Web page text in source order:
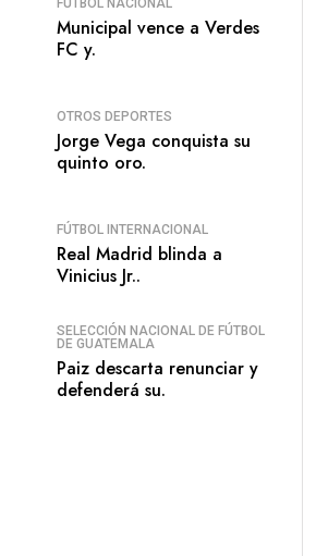
Municipal vence a Verdes
FC y.
OTROS DEPORTES
Jorge Vega conquista su
quinto oro.
FÚTBOL INTERNACIONAL
Real Madrid blinda a
Vinicius Jr..
SELECCIÓN NACIONAL DE FÚTBOL
DE GUATEMALA
Paiz descarta renunciar y
defenderá su.